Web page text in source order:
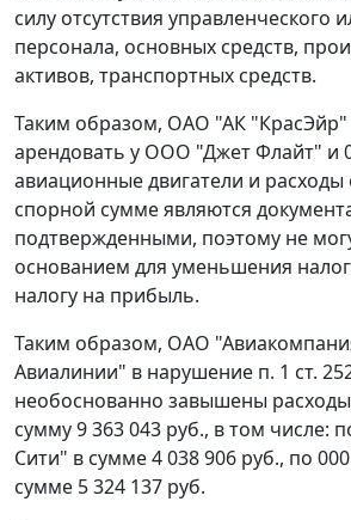
силу отсутствия управленческого
персонала, основных средств,
активов, транспортных средств.
Таким образом, ОАО "АК "КрасЭйр"
арендовать у ООО "Джет Флайт" и
авиационные двигатели и
спорной сумме являются
подтвержденными, поэтому не
основанием для уменьшения
налогу на прибыль.
Таким образом, ОАО
Авиалинии" в нарушение п. 1 ст.
необоснованно завышены расходы
сумму 9 363 043 руб., в том числе:
Сити" в сумме 4 038 906 руб., по
сумме 5 324 137 руб.